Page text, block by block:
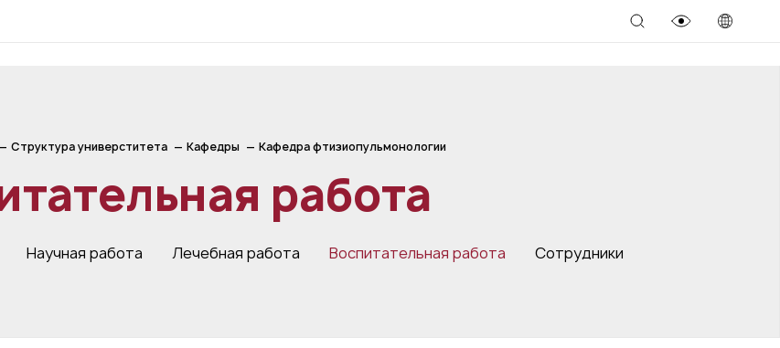
Структура универститета Кафедры Кафедра фтизиопульмонологии
работа
Научная работа Лечебная работа Воспитательная работа Сотрудники